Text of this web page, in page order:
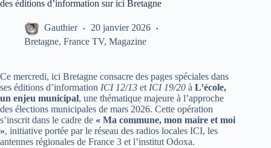
des éditions d’information sur ici Bretagne
Gauthier
20 janvier 2026
Bretagne, France TV, Magazine
Ce mercredi, ici Bretagne consacre des pages spéciales dans
ses éditions d’information ICI 12/13 et ICI 19/20 à L’école,
un enjeu municipal, une thématique majeure à l’approche
des élections municipales de mars 2026. Cette opération
s’inscrit dans le cadre de « Ma commune, mon maire et moi
», initiative portée par le réseau des radios locales ICI, les
antennes régionales de France 3 et l’institut Odoxa.